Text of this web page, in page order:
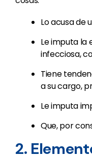
Lo acusa de
Le imputa la
infecciosa,
Tiene
a su cargo,
Le imputa
Que, por
2.